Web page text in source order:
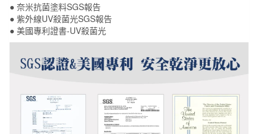
● 奈米抗菌塗料SGS報告
● 紫外線UV殺菌光SGS報告
● 美國專利證書-UV殺菌光